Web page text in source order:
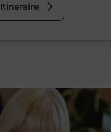
Itinéraire